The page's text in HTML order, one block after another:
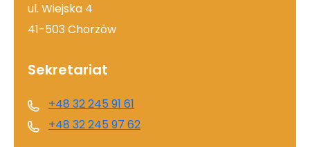
ul. Wiejska 4
41-503 Chorzów
Sekretariat
+48 32 245 91 61
+48 32 245 97 62